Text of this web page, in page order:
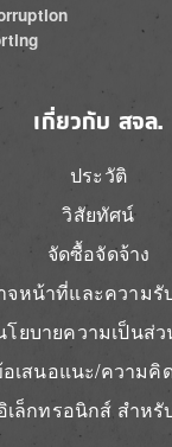
เกี่ยวกับ สจล.
ประวัติ
วิสัยทัศน์
จัดซื้อจัดจ้าง
จหน้าที่และความรั
โยบายความเป็นส่
เสนอแนะ/ความคิ
เล็กทรอนิกส์ สำหรั